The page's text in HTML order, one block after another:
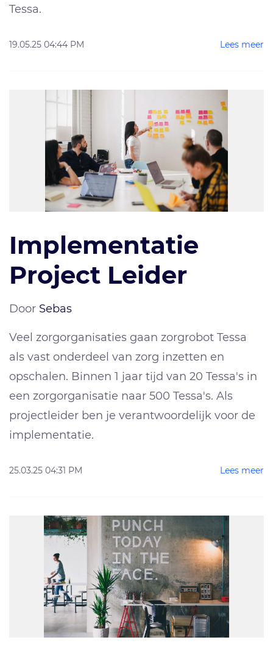
Tessa.
19.05.25 04:44 PM Lees meer
Implementatie
Project Leider
Door Sebas
Veel zorgorganisaties gaan zorgrobot Tessa
als vast onderdeel van zorg inzetten en
opschalen. Binnen 1 jaar tijd van 20 Tessa's in
een zorgorganisatie naar 500 Tessa's. Als
projectleider ben je verantwoordelijk voor de
implementatie.
25.03.25 04:31 PM Lees meer